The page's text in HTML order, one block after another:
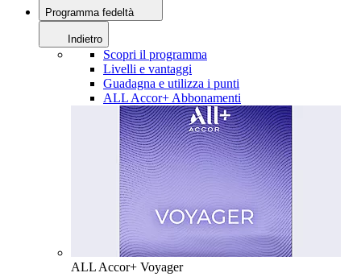
Programma fedeltà
Indietro
Scopri il programma
Livelli e vantaggi
Guadagna e utilizza i punti
ALL Accor+ Abbonamenti
ALL Accor+ Voyager